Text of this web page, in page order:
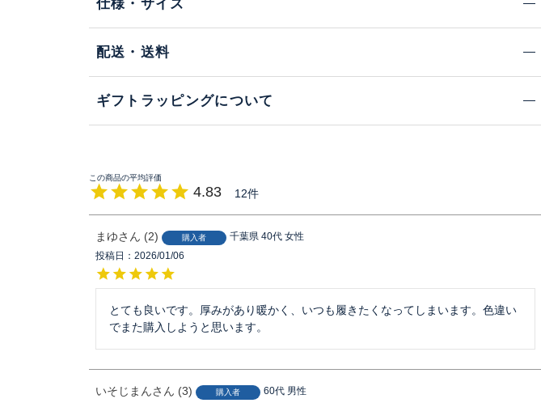
仕様・サイズ
配送・送料
ギフトラッピングについて
4.83 12
まゆ 2 購入者 千葉県 40代 女性
投稿日
2026/01/06
とても良いです。厚みがあり暖かく、いつも履きたくなってしまいます。色違い
でまた購入しようと思います。
いそじまん 3 購入者 60代 男性